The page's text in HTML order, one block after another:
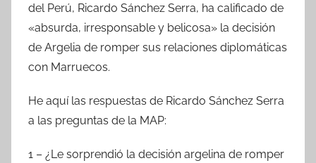
del Perú, Ricardo Sánchez Serra, ha calificado de
«absurda, irresponsable y belicosa» la decisión
de Argelia de romper sus relaciones diplomáticas
con Marruecos.
He aquí las respuestas de Ricardo Sánchez Serra
a las preguntas de la MAP:
1 – ¿Le sorprendió la decisión argelina de romper